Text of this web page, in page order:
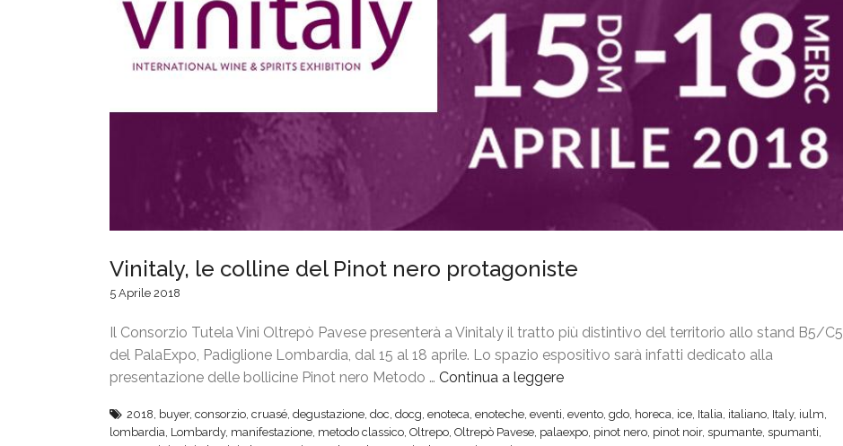
Vinitaly, le colline del Pinot nero protagoniste
5 Aprile 2018
Il Consorzio Tutela Vini Oltrepò Pavese presenterà a Vinitaly il tratto più distintivo del territorio allo stand B5/C5
del PalaExpo, Padiglione Lombardia, dal 15 al 18 aprile. Lo spazio espositivo sarà infatti dedicato alla
presentazione delle bollicine Pinot nero Metodo … Continua a leggere
2018, buyer, consorzio, cruasé, degustazione, doc, docg, enoteca, enoteche, eventi, evento, gdo, horeca, ice, Italia, italiano, Italy, iulm,
lombardia, Lombardy, manifestazione, metodo classico, Oltrepo, Oltrepò Pavese, palaexpo, pinot nero, pinot noir, spumante, spumanti,